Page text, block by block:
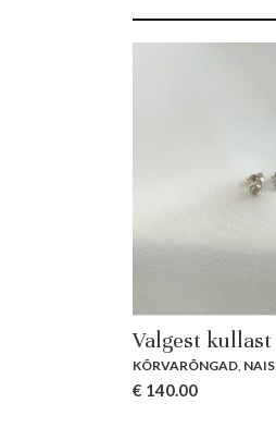
Valgest
KÕRVARÕNGAD
€ 140.00